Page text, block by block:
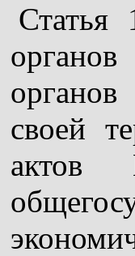
Статья
своей
актов